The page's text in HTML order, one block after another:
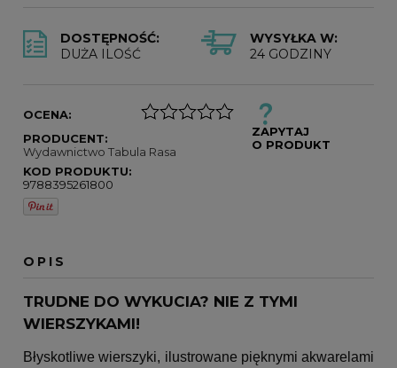
DOSTĘPNOŚĆ:
DUŻA ILOŚĆ
WYSYŁKA W:
24 GODZINY
OCENA:
PRODUCENT:
Wydawnictwo Tabula Rasa
KOD PRODUKTU:
9788395261800
ZAPYTAJ
O PRODUKT
OPIS
TRUDNE DO WYKUCIA? NIE Z TYMI
WIERSZYKAMI!
Błyskotliwe wierszyki, ilustrowane pięknymi akwarelami